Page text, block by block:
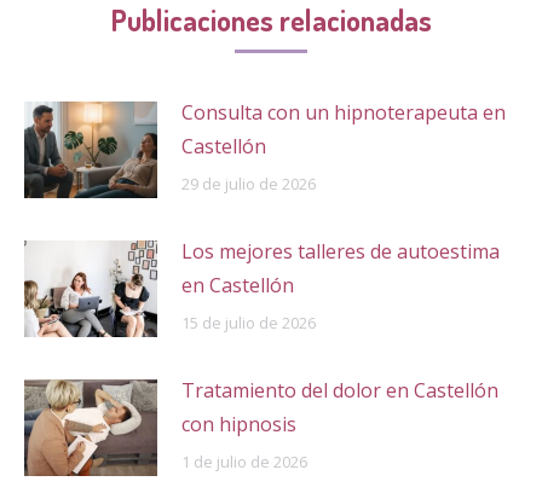
Publicaciones relacionadas
Consulta con un hipnoterapeuta en
Castellón
29 de julio de 2026
Los mejores talleres de autoestima
en Castellón
15 de julio de 2026
Tratamiento del dolor en Castellón
con hipnosis
1 de julio de 2026